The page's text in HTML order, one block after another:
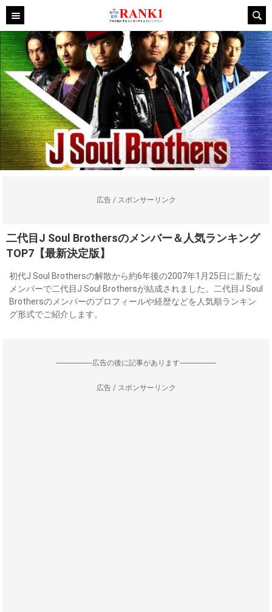
広告 / スポンサーリンク
二代目J Soul Brothersのメンバー＆人気ランキング
TOP7【最新決定版】
初代J Soul Brothersの解散から約6年後の2007年1月25日に新たな
メンバーで二代目J Soul Brothersが結成されました。二代目J Soul
Brothersのメンバーのプロフィールや経歴などを人気順ランキン
グ形式でご紹介します。
--------------------広告の後に記事があります--------------------
広告 / スポンサーリンク